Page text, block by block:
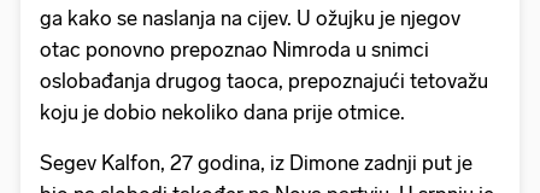
ga kako se naslanja na cijev. U ožujku je njegov
otac ponovno prepoznao Nimroda u snimci
oslobađanja drugog taoca, prepoznajući tetovažu
koju je dobio nekoliko dana prije otmice.
Segev Kalfon, 27 godina, iz Dimone zadnji put je